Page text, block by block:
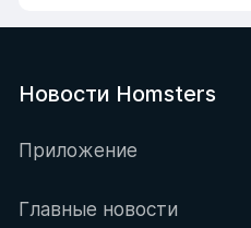
Новости Homsters
Приложение
Главные новости